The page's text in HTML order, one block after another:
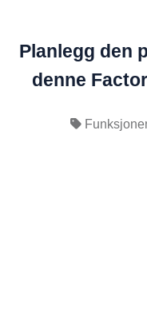
Planlegg den
denne